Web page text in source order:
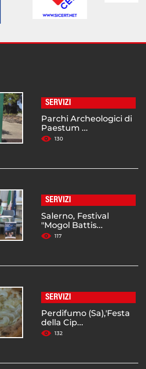
SERVIZI
Parchi Archeologici di
Paestum ...
130
SERVIZI
Salerno, Festival
"Mogol Battis...
117
SERVIZI
Perdifumo (Sa),'Festa
della Cip...
132